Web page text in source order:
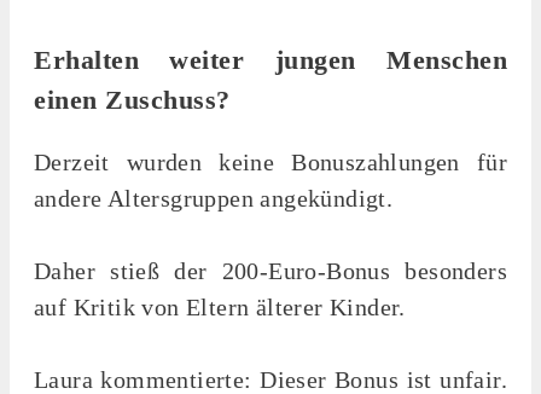
Erhalten weiter jungen Menschen
einen Zuschuss?
Derzeit wurden keine Bonuszahlungen für
andere Altersgruppen angekündigt.
Daher stieß der 200-Euro-Bonus besonders
auf Kritik von Eltern älterer Kinder.
Laura kommentierte: Dieser Bonus ist unfair.